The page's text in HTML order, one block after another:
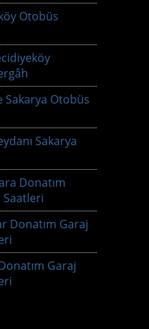
Otobüs
Sakarya Otobüs
Sakarya
Donatım
Saatleri
Donatım Garaj
Garaj